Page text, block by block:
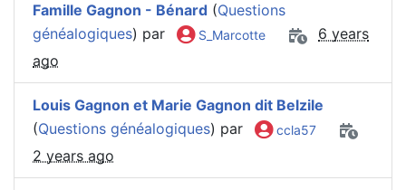
Famille Gagnon - Bénard (Questions
généalogiques) par S_Marcotte
6 years
ago
Louis Gagnon et Marie Gagnon dit Belzile
(Questions généalogiques) par ccla57
2 years ago